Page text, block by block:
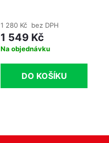
1 280 Kč bez DPH
1 549 Kč
Na objednávku
DO KOŠÍKU